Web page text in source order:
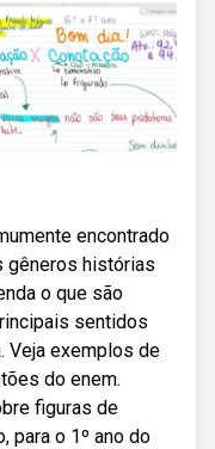
encontrado
gêneros histórias
o que são
sentidos
Veja exemplos de
do enem.
figuras de
para o 1º ano do